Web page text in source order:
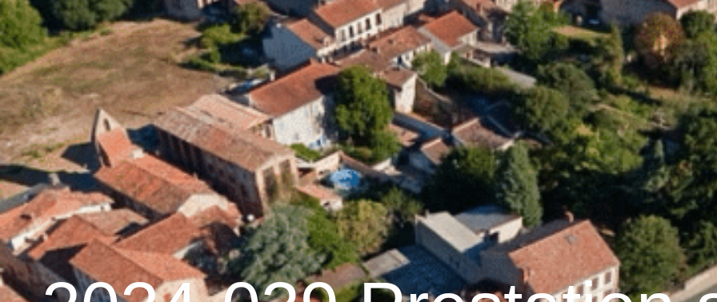
principal
Graulhet et le cuir Accueil Découvrir Graulhet Vie municipale Graulhet au quotidien